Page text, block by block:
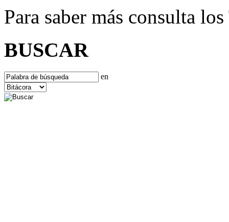
Para saber más consulta
BUSCAR
en